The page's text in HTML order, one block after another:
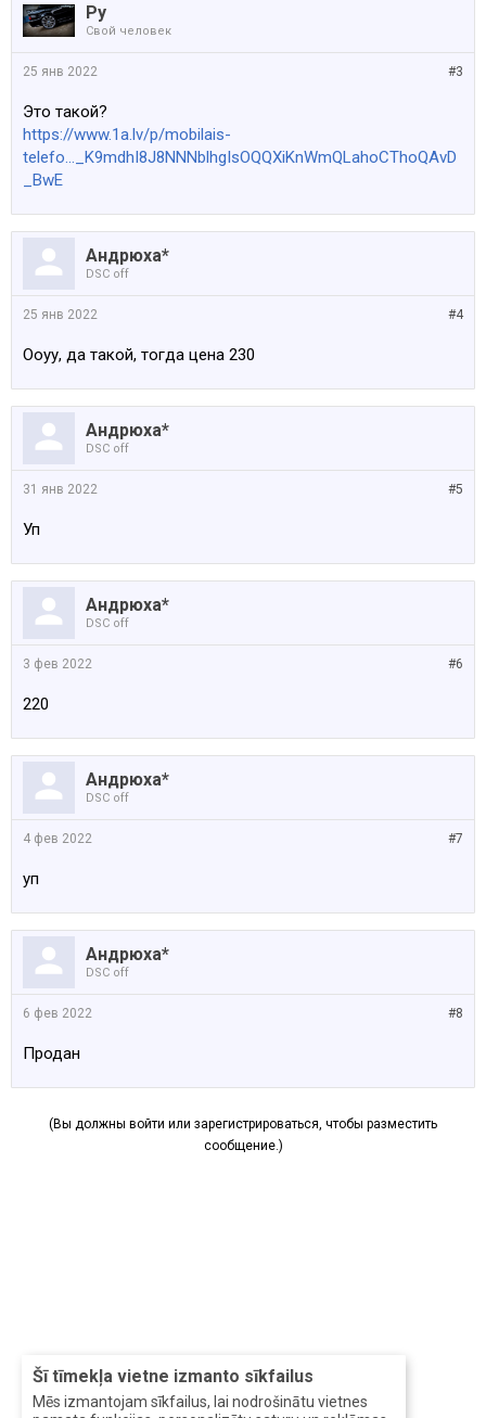
Šī tīmekļa vietne izmanto sīkfailus
Mēs izmantojam sīkfailus, lai nodrošinātu vietnes
Ру
Свой человек
#3
25 янв 2022
Это такой?
https://www.1a.lv/p/mobilais-
telefo..._K9mdhI8J8NNNblhgIsOQQXiKnWmQLahoCThoQAvD
_BwE
Андрюха*
DSC off
#4
25 янв 2022
Ооуу, да такой, тогда цена 230
Андрюха*
DSC off
#5
31 янв 2022
Уп
Андрюха*
DSC off
#6
3 фев 2022
220
Андрюха*
DSC off
#7
4 фев 2022
уп
Андрюха*
DSC off
#8
6 фев 2022
Продан
(Вы должны войти или зарегистрироваться, чтобы разместить
сообщение.)